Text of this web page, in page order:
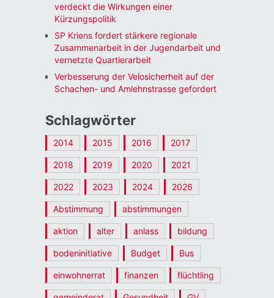
verdeckt die Wirkungen einer
Kürzungspolitik
SP Kriens fordert stärkere regionale
Zusammenarbeit in der Jugendarbeit und
vernetzte Quartierarbeit
Verbesserung der Velosicherheit auf der
Schachen- und Amlehnstrasse gefordert
Schlagwörter
2014 2015 2016 2017
2018 2019 2020 2021
2022 2023 2024 2026
Abstimmung abstimmungen
aktion alter anlass bildung
bodeninitiative Budget Bus
einwohnerrat finanzen flüchtling